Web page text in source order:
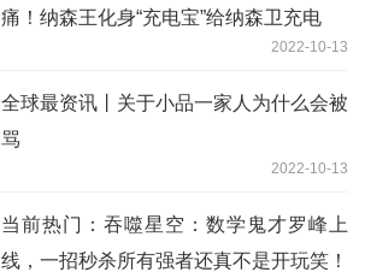
痛！纳森王化身“充电宝”给纳森卫充电
2022-10-13
全球最资讯丨关于小品一家人为什么会被
骂
2022-10-13
当前热门：吞噬星空：数学鬼才罗峰上
线，一招秒杀所有强者还真不是开玩笑！